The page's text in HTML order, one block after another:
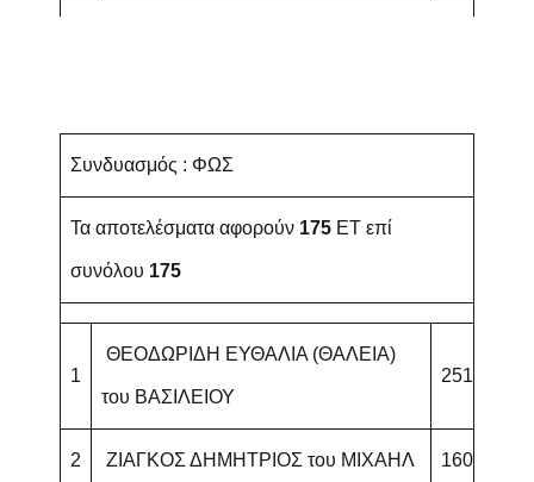
Συνδυασμός : ΦΩΣ
Τα αποτελέσματα αφορούν 175 ET επί
συνόλου 175
1
ΘΕΟΔΩΡΙΔΗ ΕΥΘΑΛΙΑ (ΘΑΛΕΙΑ)
του ΒΑΣΙΛΕΙΟΥ
251
2 ΖΙΑΓΚΟΣ ΔΗΜΗΤΡΙΟΣ του ΜΙΧΑΗΛ 160